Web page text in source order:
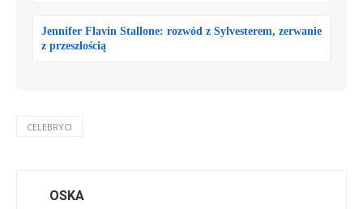
Jennifer Flavin Stallone: rozwód z Sylvesterem, zerwanie
z przeszłością
CELEBRYCI
OSKA